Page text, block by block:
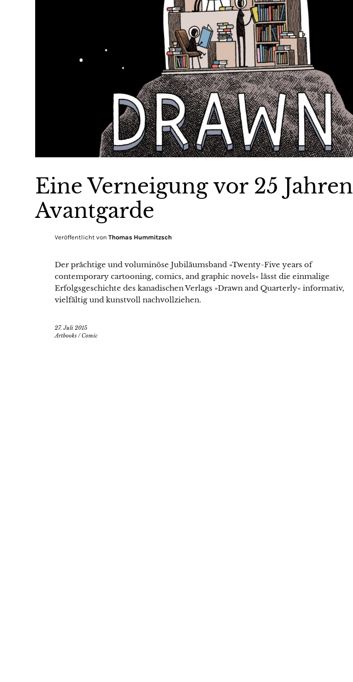
Eine Verneigung vor 25 Jahren
Avantgarde
Veröffentlicht von Thomas Hummitzsch
Der prächtige und voluminöse Jubiläumsband »Twenty-Five years of
contemporary cartooning, comics, and graphic novels« lässt die einmalige
Erfolgsgeschichte des kanadischen Verlags »Drawn and Quarterly« informativ,
vielfältig und kunstvoll nachvollziehen.
27. Juli 2015
Artbooks /Comic